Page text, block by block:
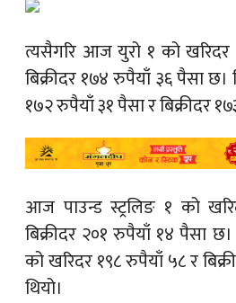
त्यसैगरि आज युरो १ को
बिक्रीदर १७४ रुपैयाँ ३६ पैसा छ।
१७२ रुपैयाँ ३१ पैसा र बिक्रीदर
आज पाउन्ड स्ट्रलिङ १ को
बिक्रीदर २०१ रुपैयाँ १४ पैसा छ।
को खरिदर १९८ रुपैयाँ ५८ र
थियो।